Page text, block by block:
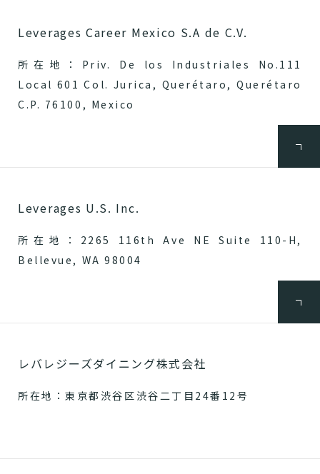
Leverages Career Mexico S.A de C.V.
所在地：Priv. De los Industriales No.111
Local 601 Col. Jurica, Querétaro, Querétaro
C.P. 76100, Mexico
Leverages U.S. Inc.
所在地：2265 116th Ave NE Suite 110-H,
Bellevue, WA 98004
レバレジーズダイニング株式会社
所在地：東京都渋谷区渋谷二丁目24番12号